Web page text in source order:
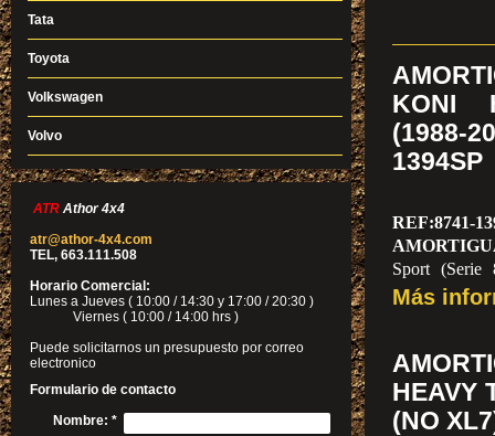
KONI
(1988-
1394SP
REF:8741-
Sport (Serie
precio por
Más
HEAVY
(NO
Tata
Toyota
Volkswagen
Volvo
ATR Athor 4x4
atr@athor-4x4.com
TEL, 663.111.508
Horario Comercial:
Lunes a Jueves ( 10:00 / 14:30 y 17:00 / 20:30 )
Viernes ( 10:00 / 14:00 hrs )
Puede solicitarnos un presupuesto por correo
electronico
Formulario de contacto
Nombre: *